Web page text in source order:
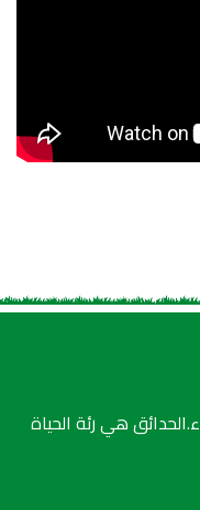
هي رئة الحياة